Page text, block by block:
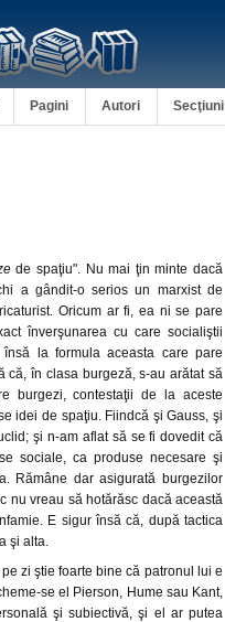
Pagini Autori Secţiuni
de spaţiu". Nu mai ţin minte dacă
a gândit-o serios un marxist de
Oricum ar fi, ea ni se pare
înverşunarea cu care socialiştii
la formula aceasta care pare
că, în clasa burgeză, s-au arătat să
burgezi, contestaţii de la aceste
idei de spaţiu. Fiindcă şi Gauss, şi
şi n-am aflat să se fi dovedit că
sociale, ca produse necesare şi
Rămâne dar asigurată burgezilor
nu vreau să hotărăsc dacă această
E sigur însă că, după tactica
şi alta.
zi ştie foarte bine că patronul lui e
se el Pierson, Hume sau Kant,
şi subiectivă, şi el ar putea